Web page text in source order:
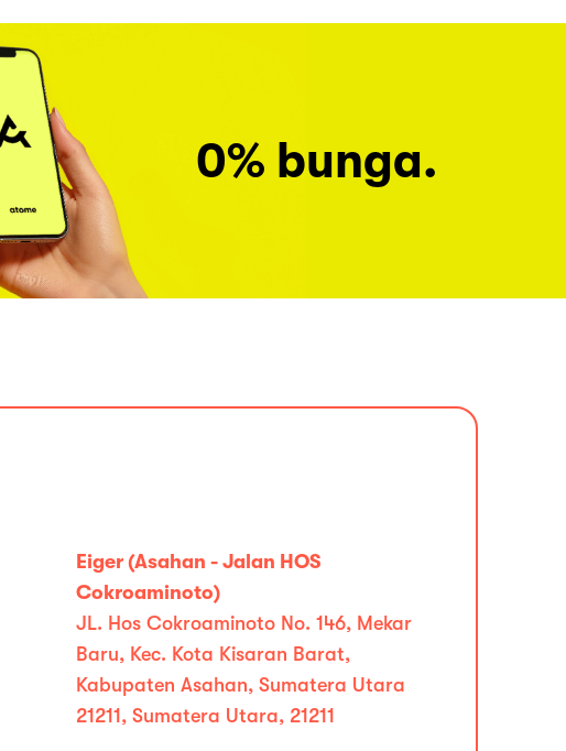
0% bunga.
Eiger (Asahan - Jalan HOS
Cokroaminoto)
JL. Hos Cokroaminoto No. 146, Mekar
Baru, Kec. Kota Kisaran Barat,
Kabupaten Asahan, Sumatera Utara
21211, Sumatera Utara, 21211